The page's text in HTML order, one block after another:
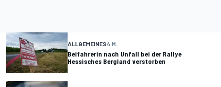
ALLGEMEINES4 M.
Beifahrerin nach Unfall bei der Rallye
Hessisches Bergland verstorben